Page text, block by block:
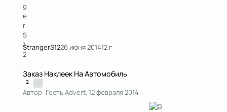
StrangerS1226 июня 201412 г
Заказ Наклеек На Автомобиль
2
Автор: Гость Advert, 12 февраля 2014